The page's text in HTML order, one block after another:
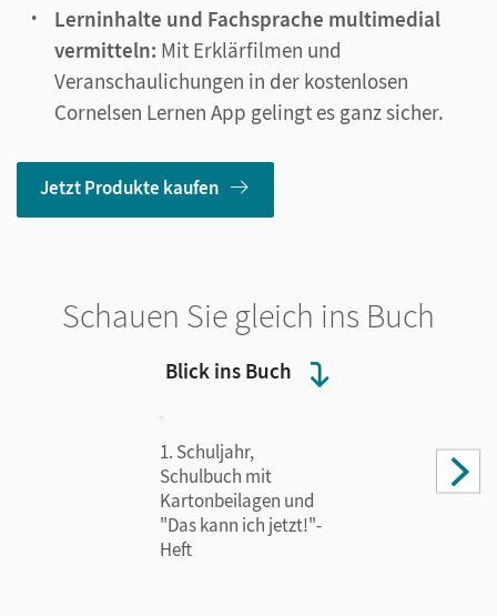
Lerninhalte und Fachsprache multimedial
vermitteln: Mit Erklärfilmen und
Veranschaulichungen in der kostenlosen
Cornelsen Lernen App gelingt es ganz sicher.
Jetzt Produkte kaufen
Schauen Sie gleich ins Buch
Blick ins Buch
1. Schuljahr,
Schulbuch mit
Kartonbeilagen und
"Das kann ich jetzt!"-
Heft